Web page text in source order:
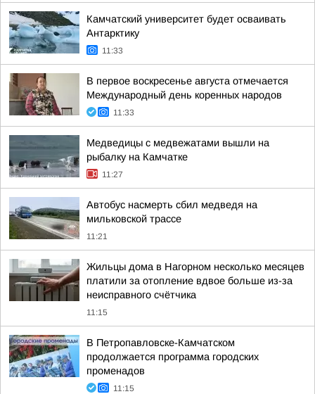
Камчатский университет будет осваивать
Антарктику
11:33
В первое воскресенье августа отмечается
Международный день коренных народов
11:33
Медведицы с медвежатами вышли на
рыбалку на Камчатке
11:27
Автобус насмерть сбил медведя на
мильковской трассе
11:21
Жильцы дома в Нагорном несколько месяцев
платили за отопление вдвое больше из-за
неисправного счётчика
11:15
В Петропавловске-Камчатском
продолжается программа городских
променадов
11:15